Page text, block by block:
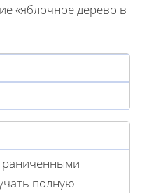
«яблочное дерево в
полную